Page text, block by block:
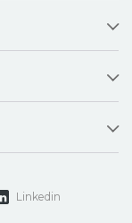
Linkedin